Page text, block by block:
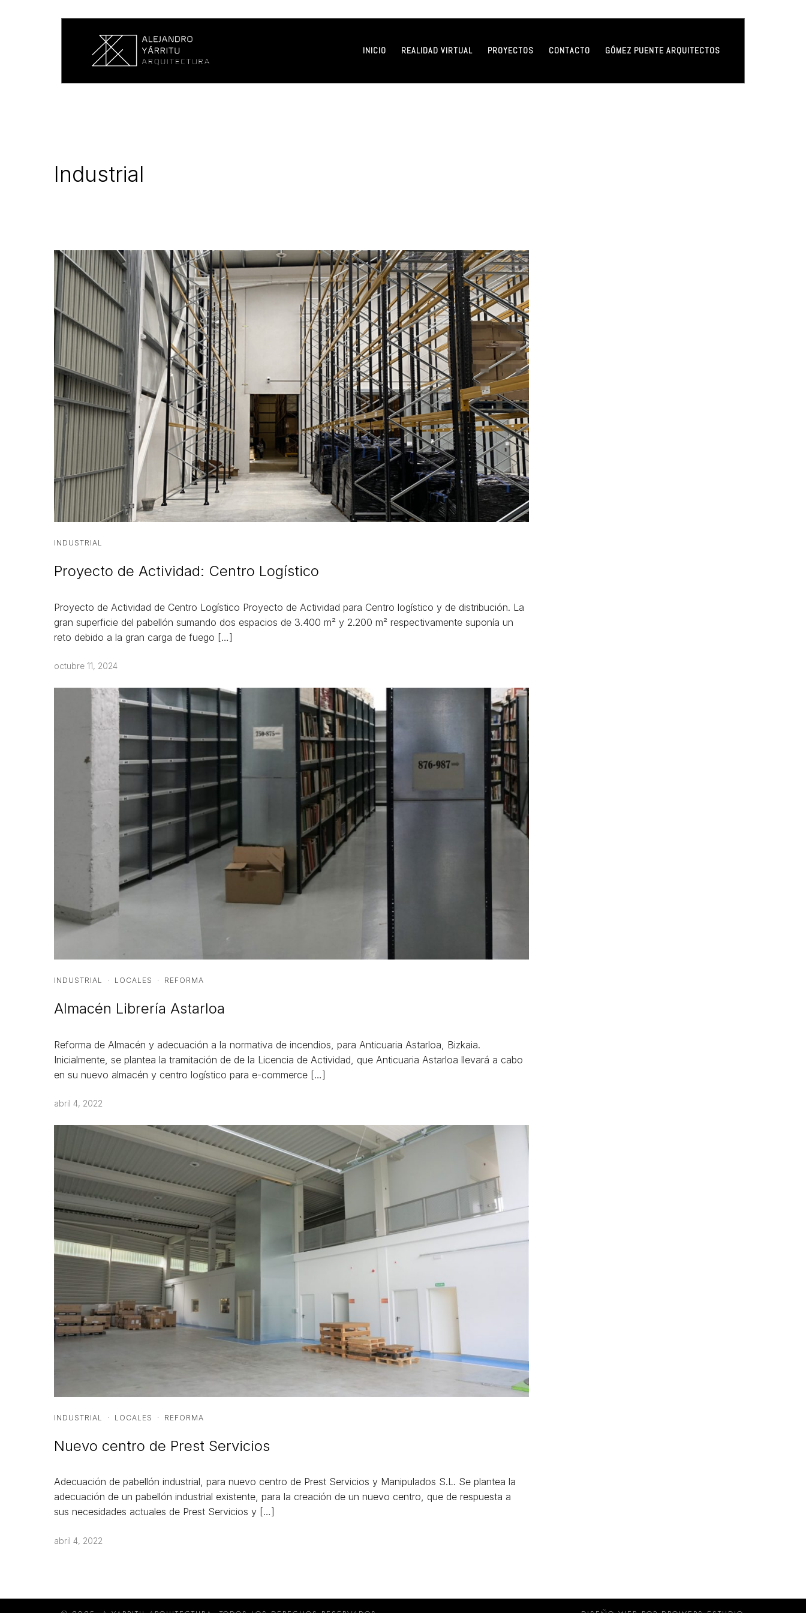
INICIO REALIDAD VIRTUAL PROYECTOS CONTACTO GÓMEZ PUENTE ARQUITECTOS
Industrial
INDUSTRIAL
Proyecto de Actividad: Centro Logístico
Proyecto de Actividad de Centro Logístico Proyecto de Actividad para Centro logístico y de distribución. La
gran superficie del pabellón sumando dos espacios de 3.400 m² y 2.200 m² respectivamente suponía un
reto debido a la gran carga de fuego […]
octubre 11, 2024
INDUSTRIAL · LOCALES · REFORMA
Almacén Librería Astarloa
Reforma de Almacén y adecuación a la normativa de incendios, para Anticuaria Astarloa, Bizkaia.
Inicialmente, se plantea la tramitación de de la Licencia de Actividad, que Anticuaria Astarloa llevará a cabo
en su nuevo almacén y centro logístico para e-commerce […]
abril 4, 2022
INDUSTRIAL · LOCALES · REFORMA
Nuevo centro de Prest Servicios
Adecuación de pabellón industrial, para nuevo centro de Prest Servicios y Manipulados S.L. Se plantea la
adecuación de un pabellón industrial existente, para la creación de un nuevo centro, que de respuesta a
sus necesidades actuales de Prest Servicios y […]
abril 4, 2022